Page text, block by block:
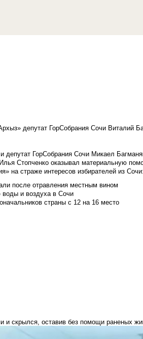
депутат ГорСобрания Сочи Виталий
депутат ГорСобрания Сочи Микаел
Стопченко оказывал материальную
на страже интересов избирателей из
после отравления местным вином
воды и воздуха в Сочи
страны с 12 на 16 место
и скрылся, оставив без помощи раненых